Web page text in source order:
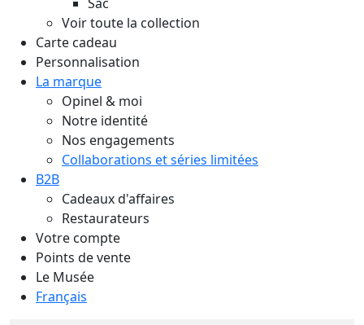
Voir toute la collection
Carte cadeau
Personnalisation
La marque
Opinel & moi
Notre identité
Nos engagements
Collaborations et séries limitées
B2B
Cadeaux d'affaires
Restaurateurs
Votre compte
Points de vente
Le Musée
Français